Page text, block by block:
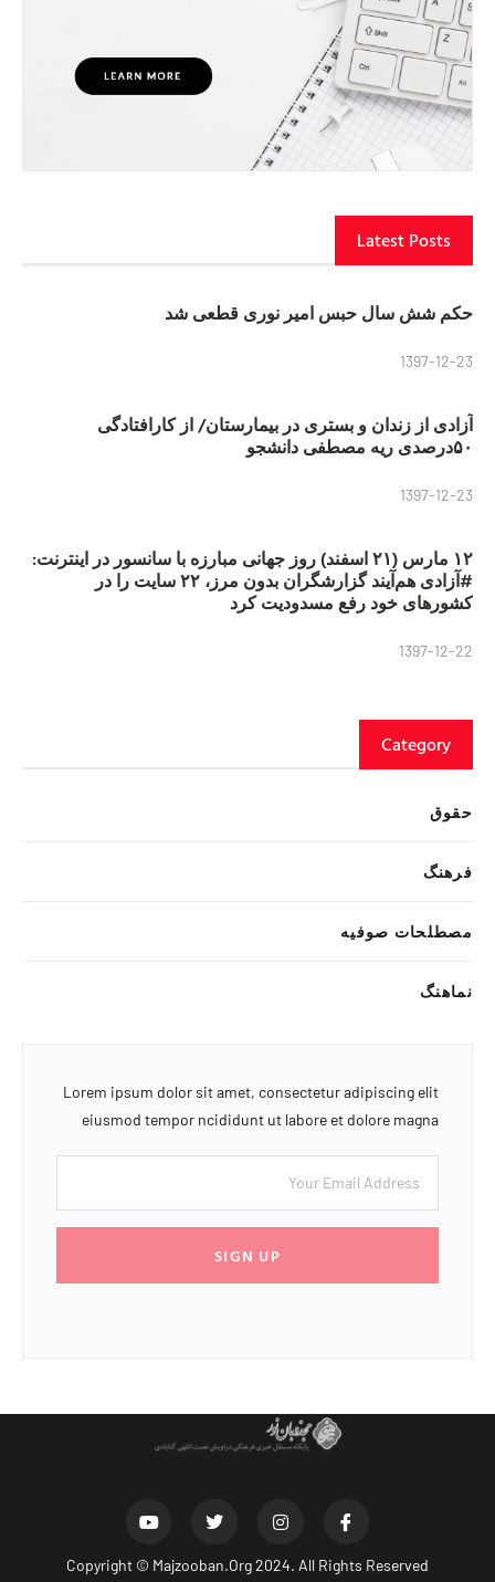
Latest Posts
حکم شش سال حبس امیر نوری قطعی شد
1397-12-23
آزادی از زندان و بستری در بیمارستان/ از کارافتادگی
۵۰درصدی ریه مصطفی دانشجو
1397-12-23
۱۲ مارس (۲۱ اسفند) روز جهانی مبارزه با سانسور در اینترنت:
#آزادی هم‌آیند گزارشگران‌ بدون مرز، ۲۲ سایت را در
کشورهای خود رفع مسدودیت کرد
1397-12-22
Category
حقوق
فرهنگ
مصطلحات صوفیه
نماهنگ
Lorem ipsum dolor sit amet, consectetur adipiscing elit
eiusmod tempor ncididunt ut labore et dolore magna
SIGN UP
Copyright © Majzooban.Org2024. All Rights Reserved